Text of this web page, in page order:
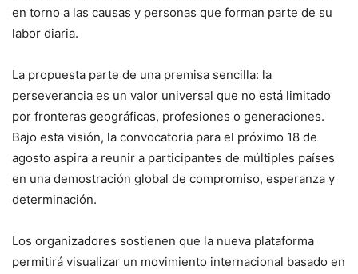
en torno a las causas y personas que forman parte de su
labor diaria.
La propuesta parte de una premisa sencilla: la
perseverancia es un valor universal que no está limitado
por fronteras geográficas, profesiones o generaciones.
Bajo esta visión, la convocatoria para el próximo 18 de
agosto aspira a reunir a participantes de múltiples países
en una demostración global de compromiso, esperanza y
determinación.
Los organizadores sostienen que la nueva plataforma
permitirá visualizar un movimiento internacional basado en